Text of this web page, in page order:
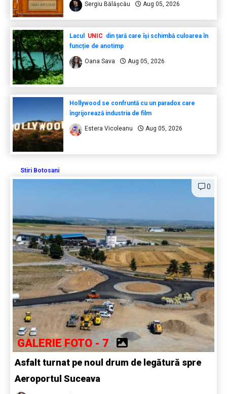
Sergiu Bălășcău Aug 05, 2026
Lacul UNIC din țară care își schimbă culoarea în
funcție de anotimp
Oana Sava Aug 05, 2026
Hollywood se confruntă cu un paradox care
îngrijorează industria de film
Estera Vicoleanu Aug 05, 2026
Stiri Botosani
0
GALERIE FOTO - 7
Asfalt turnat pe noul drum de legătură spre
Aeroportul Suceava